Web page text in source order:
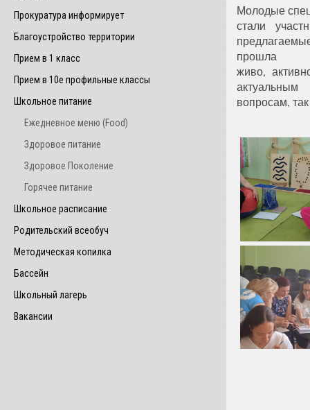
Прокуратура информирует
Благоустройство территории
Прием в 1 класс
Прием в 10е профильные классы
Школьное питание
Ежедневное меню (Food)
Здоровое питание
Здоровое Поколение
Горячее питание
Школьное расписание
Родительский всеобуч
Методическая копилка
Бассейн
Школьный лагерь
Вакансии
Молодые
стали
прошла
живо,
актуальным
вопросам,